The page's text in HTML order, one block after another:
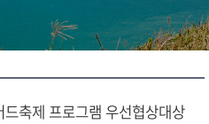
축제 프로그램 우선협상대상